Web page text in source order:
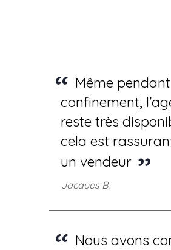
Même
confinement,
reste très
cela est
un vendeur
Jacques B.
Nous avons